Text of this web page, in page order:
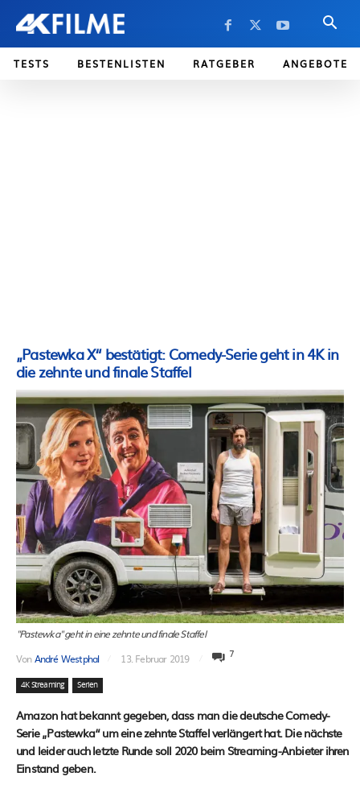
TESTS BESTENLISTEN RATGEBER ANGEBOTE
„Pastewka X“ bestätigt: Comedy-Serie geht in 4K in
die zehnte und finale Staffel
"Pastewka" geht in eine zehnte und finale Staffel
VonAndré Westphal 13. Februar 2019 7
4K Streaming Serien
Amazon hat bekannt gegeben, dass man die deutsche Comedy-
Serie „Pastewka“ um eine zehnte Staffel verlängert hat. Die nächste
und leider auch letzte Runde soll 2020 beim Streaming-Anbieter ihren
Einstand geben.